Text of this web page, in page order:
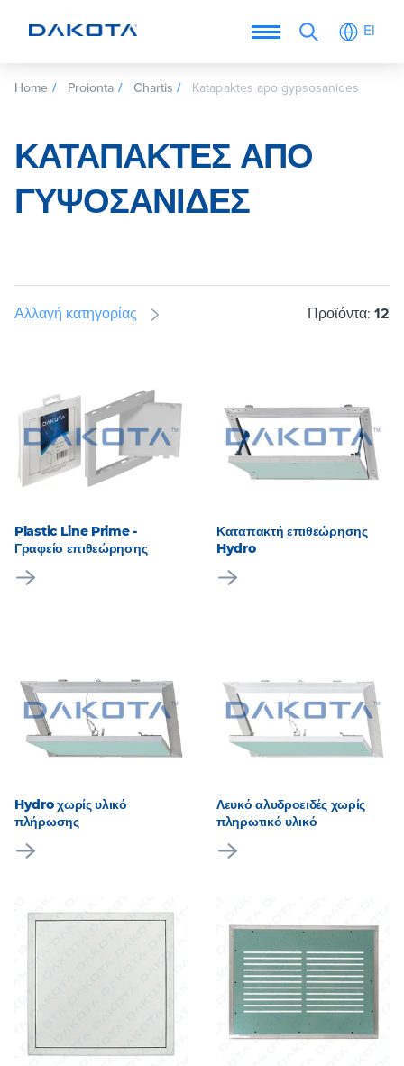
El
Home Proionta Chartis Katapaktes apo gypsosanides
ΚΑΤΑΠΑΚΤΈΣ ΑΠΌ
ΓΥΨΟΣΑΝΊΔΕΣ
Αλλαγή κατηγορίας Προϊόντα: 12
Plastic Line Prime -
Γραφείο επιθεώρησης
Καταπακτή επιθεώρησης
Hydro
Hydro χωρίς υλικό
πλήρωσης
Λευκό αλυδροειδές χωρίς
πληρωτικό υλικό